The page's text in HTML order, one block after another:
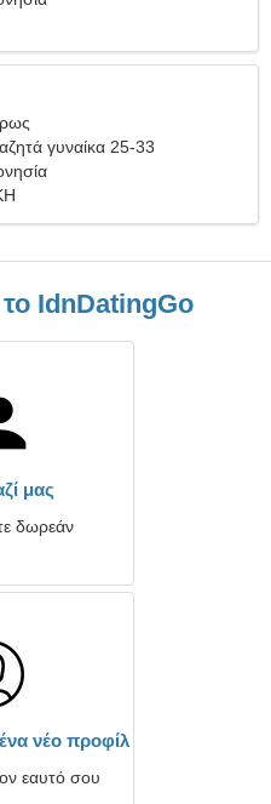
γυναίκα 25-33
το IdnDatingGo
μας
δωρεάν
νέο προφίλ
εαυτό σου